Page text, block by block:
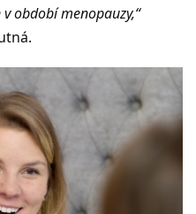
období menopauzy,“